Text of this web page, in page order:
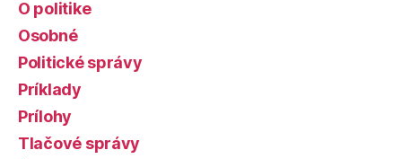
O politike
Osobné
Politické správy
Príklady
Prílohy
Tlačové správy